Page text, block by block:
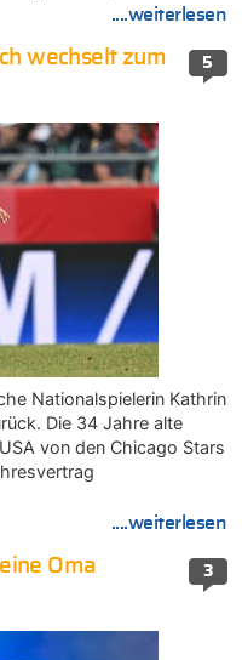
....weiterlesen
5
wechselt zum
Nationalspielerin Kathrin
Die 34 Jahre alte
von den Chicago Stars
....weiterlesen
3
Oma